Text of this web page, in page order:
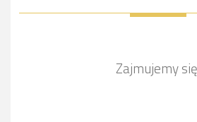
Zajmujemy